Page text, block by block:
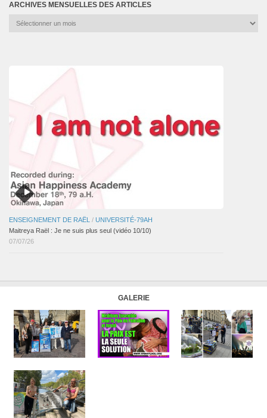
ARCHIVES MENSUELLES DES ARTICLES
Archives
ENSEIGNEMENT DE RAËL / UNIVERSITÉ-79AH
Maitreya Raël : Je ne suis plus seul (vidéo 10/10)
07/07/26
GALERIE